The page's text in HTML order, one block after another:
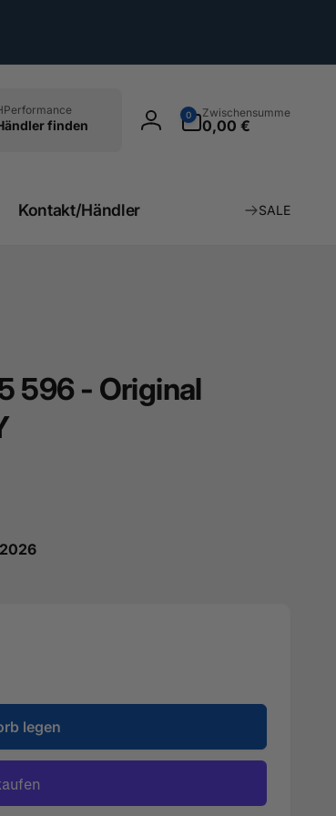
finden Einloggen
0
Artikel
Zwischensumme
0,00 €
Kontakt/Händler SALE
596 - Original
legen